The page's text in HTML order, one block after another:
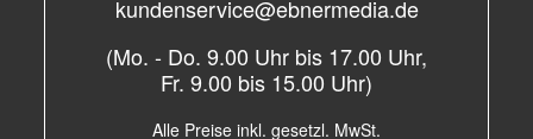
kundenservice@ebnermedia.de
(Mo. - Do. 9.00 Uhr bis 17.00 Uhr,
Fr. 9.00 bis 15.00 Uhr)
Alle Preise inkl. gesetzl. MwSt.